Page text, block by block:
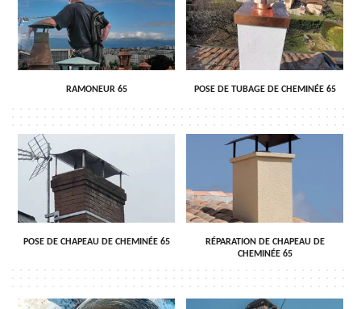
RAMONEUR 65 POSE DE TUBAGE DE CHEMINÉE 65
POSE DE CHAPEAU DE CHEMINÉE 65
RÉPARATION DE CHAPEAU DE
CHEMINÉE 65